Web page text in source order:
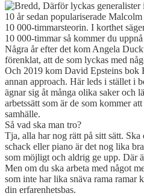
10 år sedan populariserade
10 000-timmarsteorin. I korthet
10 000-timmar så kommer du
Några år efter det kom Angela
förenklat, att de som lyckas med
Och 2019 kom David Epsteins bok
annan approach. Här leds i stället i
ägnar sig åt många olika saker och
arbetssätt som är de som kommer
samhälle.
Så vad ska man tro?
Tja, alla har nog rätt på sitt sätt.
schack eller piano är det nog lika
som möjligt och aldrig ge upp. Där
Men om du ska arbeta med något
som inte har lika snäva rama ramar
din erfarenhetsbas.